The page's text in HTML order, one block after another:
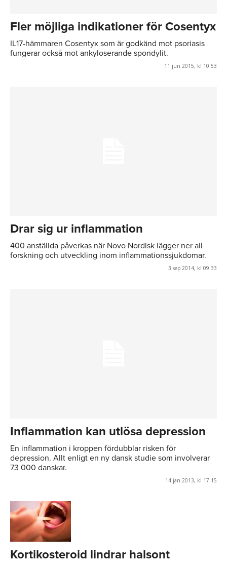
Fler möjliga indikationer för Cosentyx
IL17-hämmaren Cosentyx som är godkänd mot psoriasis
fungerar också mot ankyloserande spondylit.
11 jun 2015, kl 10:53
Drar sig ur inflammation
400 anställda påverkas när Novo Nordisk lägger ner all
forskning och utveckling inom inflammationssjukdomar.
3 sep 2014, kl 09:33
Inflammation kan utlösa depression
En inflammation i kroppen fördubblar risken för
depression. Allt enligt en ny dansk studie som involverar
73 000 danskar.
14 jan 2013, kl 17:15
Kortikosteroid lindrar halsont